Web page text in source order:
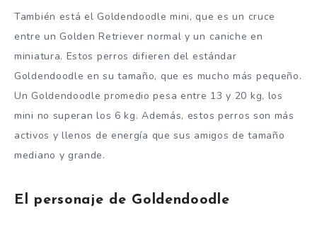
También está el Goldendoodle mini, que es un cruce
entre un Golden Retriever normal y un caniche en
miniatura. Estos perros difieren del estándar
Goldendoodle en su tamaño, que es mucho más pequeño.
Un Goldendoodle promedio pesa entre 13 y 20 kg, los
mini no superan los 6 kg. Además, estos perros son más
activos y llenos de energía que sus amigos de tamaño
mediano y grande.
El personaje de Goldendoodle